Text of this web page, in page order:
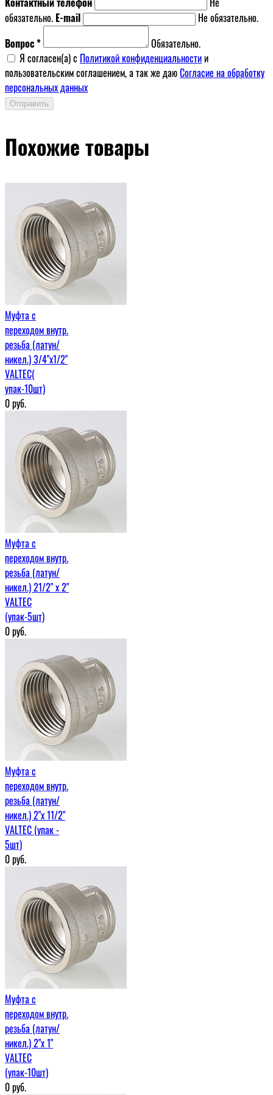
обязательно. E-mail
Не обязательно.
Вопрос *
Обязательно.
Я согласен(a) с Политикой конфиденциальностии
пользовательским соглашением, а так же даюСогласие на обработку
персональных данных
Отправить
Похожие товары
Муфта c
переходом внутр.
резьба (латун/
никел.) 3/4"х1/2"
VALTEC(
упак-10шт)
0руб.
Муфта c
переходом внутр.
резьба (латун/
никел.) 21/2" х 2"
VALTEC
(упак-5шт)
0руб.
Муфта c
переходом внутр.
резьба (латун/
никел.) 2"х 11/2"
VALTEC (упак -
5шт)
0руб.
Муфта c
переходом внутр.
резьба (латун/
никел.) 2"х 1"
VALTEC
(упак-10шт)
0руб.